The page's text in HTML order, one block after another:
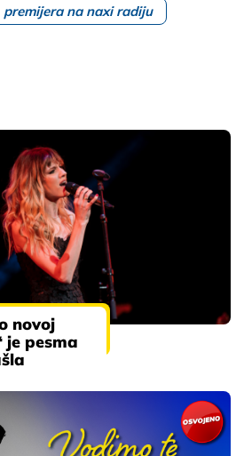
premijera na naxi radiju
novoj
je pesma